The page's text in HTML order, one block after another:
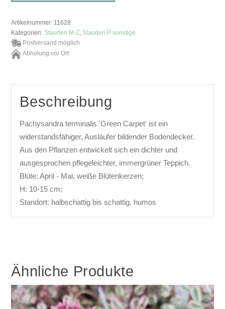
Ysander
Artikelnummer: 11628
Kategorien: Stauden M-Z Stauden P sonstige
Postversand möglich
Abholung vor Ort
Beschreibung
Pachysandra terminalis 'Green Carpet' ist ein
widerstandsfähiger, Ausläufer bildender Bodendecker.
Aus den Pflanzen entwickelt sich ein dichter und
ausgesprochen pflegeleichter, immergrüner Teppich.
Blüte: April - Mai, weiße Blütenkerzen;
H: 10-15 cm;
Standort: halbschattig bis schattig, humos
Ähnliche Produkte